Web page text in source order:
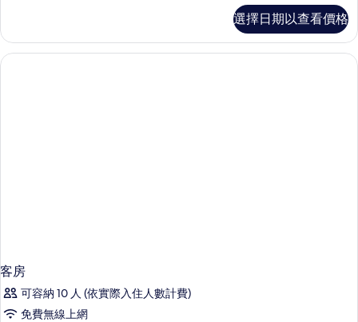
房
的
部
開
放
選擇日期以查看價格
客房
可容納 10 人 (依實際入住人數計費)
免費無線上網